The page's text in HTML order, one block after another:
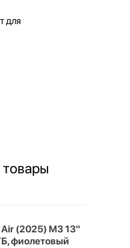
для
(2025) M3 13"
фиолетовый